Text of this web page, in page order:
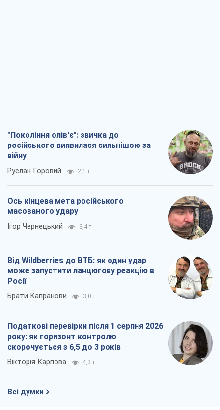
"Покоління олів'є": звичка до
російського виявилася сильнішою за
війну
Руслан Горовий 2,1 т.
Ось кінцева мета російського
масованого удару
Ігор Чернецький 3,4 т.
Від Wildberries до ВТБ: як один удар
може запустити ланцюгову реакцію в
Росії
Брати Капранови 3,0 т.
Податкові перевірки після 1 серпня 2026
року: як горизонт контролю
скорочується з 6,5 до 3 років
Вікторія Карпова 4,3 т.
Всі думки